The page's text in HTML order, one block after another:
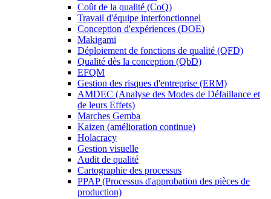
Coût de la qualité (CoQ)
Travail d'équipe interfonctionnel
Conception d'expériences (DOE)
Makigami
Déploiement de fonctions de qualité (QFD)
Qualité dès la conception (QbD)
EFQM
Gestion des risques d'entreprise (ERM)
AMDEC (Analyse des Modes de Défaillance et
de leurs Effets)
Marches Gemba
Kaizen (amélioration continue)
Holacracy
Gestion visuelle
Audit de qualité
Cartographie des processus
PPAP (Processus d'approbation des pièces de
production)